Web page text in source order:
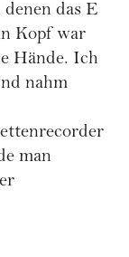
das E
Kopf war
Hände. Ich
nahm
man